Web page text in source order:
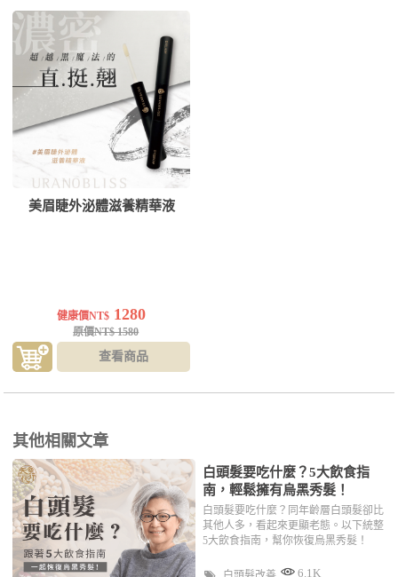
美眉睫外泌體滋養精華液
健康價NT$ 1280
原價NT$ 1580
查看商品
其他相關文章
白頭髮要吃什麼？5大飲食指
南，輕鬆擁有烏黑秀髮！
白頭髮要吃什麼？同年齡層白頭髮卻比
其他人多，看起來更顯老態。以下統整
5大飲食指南，幫你恢復烏黑秀髮！
6.1K